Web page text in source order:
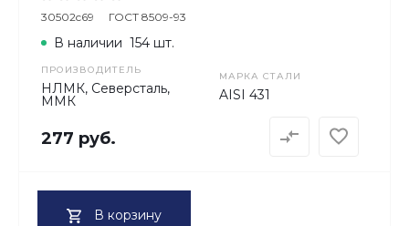
30502c69 ГОСТ 8509-93
ПРОИЗВОДИТЕЛЬ
НЛМК, Северсталь,
ММК
МАРКА СТАЛИ
AISI 431
В наличии 154 шт.
277 руб.
В корзину